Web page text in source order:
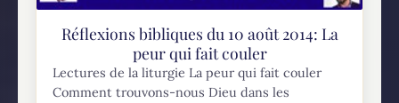
Réflexions bibliques du 10 août 2014: La
peur qui fait couler
Lectures de la liturgie La peur qui fait couler
Comment trouvons-nous Dieu dans les